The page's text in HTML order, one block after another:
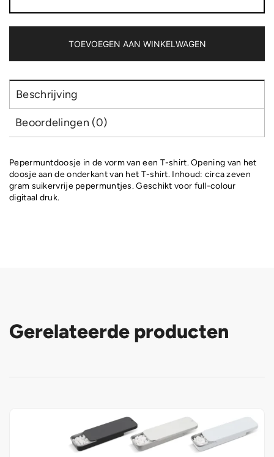
TOEVOEGEN AAN WINKELWAGEN
Beschrijving
Beoordelingen (0)
Pepermuntdoosje in de vorm van een T-shirt. Opening van het
doosje aan de onderkant van het T-shirt. Inhoud: circa zeven
gram suikervrije pepermuntjes. Geschikt voor full-colour
digitaal druk.
Gerelateerde producten